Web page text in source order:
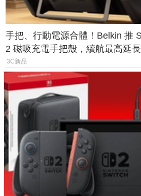
手把、行動電源合體！Belkin 推
2 磁吸充電手把殼，續航最高延
倍
3C新品